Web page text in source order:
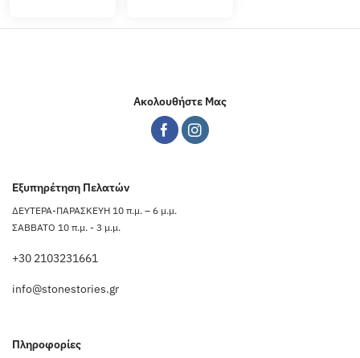
Ακολουθήστε Μας
Εξυπηρέτηση Πελατών
ΔΕΥΤΕΡΑ-ΠΑΡΑΣΚΕΥΗ 10 π.μ. – 6 μ.μ.
ΣΑΒΒΑΤΟ 10 π.μ. - 3 μ.μ.
+30 2103231661
info@stonestories.gr
Πληροφορίες